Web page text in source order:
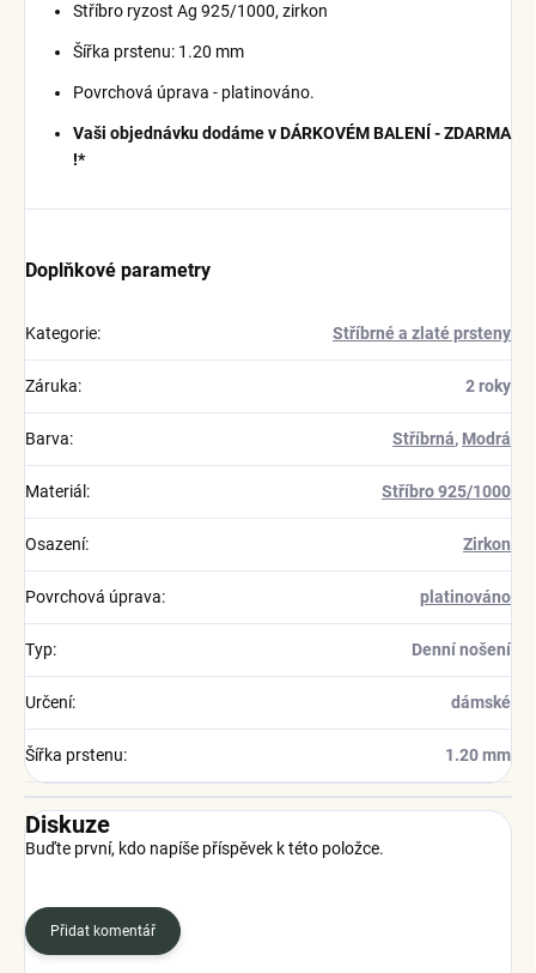
Stříbro ryzost Ag 925/1000, zirkon
Šířka prstenu: 1.20 mm
Povrchová úprava - platinováno.
Vaši objednávku dodáme v DÁRKOVÉM BALENÍ - ZDARMA
!*
Doplňkové parametry
Kategorie: Stříbrné a zlaté prsteny
Záruka: 2 roky
Barva: Stříbrná, Modrá
Materiál : Stříbro 925/1000
Osazení: Zirkon
Povrchová úprava: platinováno
Typ: Denní nošení
Určení: dámské
Šířka prstenu: 1.20 mm
Diskuze
Buďte první, kdo napíše příspěvek k této položce.
Přidat komentář